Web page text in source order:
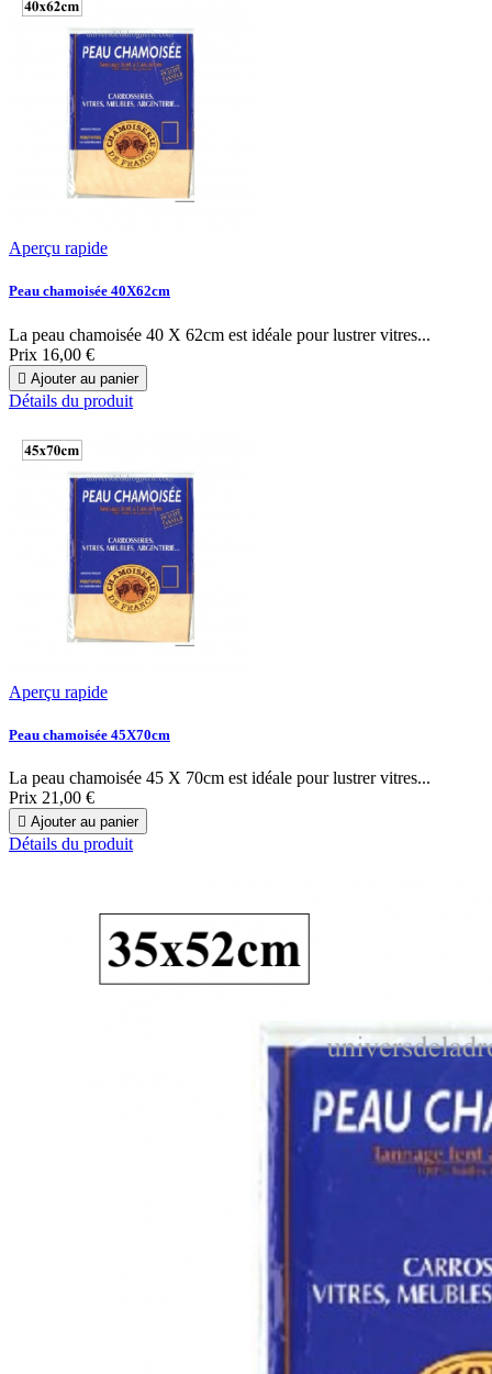
Aperçu rapide
Peau chamoisée 40X62cm
La peau chamoisée 40 X 62cm est idéale pour lustrer vitres...
Prix 16,00 €
 Ajouter au panier
Détails du produit
Aperçu rapide
Peau chamoisée 45X70cm
La peau chamoisée 45 X 70cm est idéale pour lustrer vitres...
Prix 21,00 €
 Ajouter au panier
Détails du produit